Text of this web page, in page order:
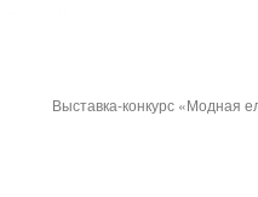
Выставка-конкурс «Модная